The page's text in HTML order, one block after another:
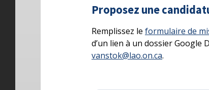
Proposez une
Remplissez le formulaire de
d’un lien à un dossier Google
vanstok@lao.on.ca.